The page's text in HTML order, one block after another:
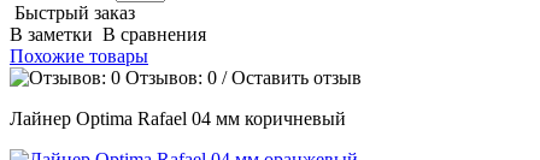
Быстрый заказ
В заметки В сравнения
Похожие товары
Отзывов: 0 /Оставить отзыв
Лайнер Optima Rafael 04 мм коричневый